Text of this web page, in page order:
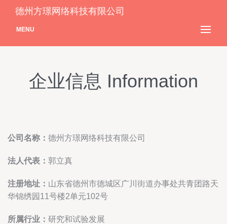
德州方璟网络科技有限公司
MENU
企业信息 Information
公司名称： 德州方璟网络科技有限公司
法人代表： 郭立真
注册地址： 山东省德州市德城区广川街道办事处共青团路天
华锦绣园11号楼2单元102号
所属行业： 研究和试验发展